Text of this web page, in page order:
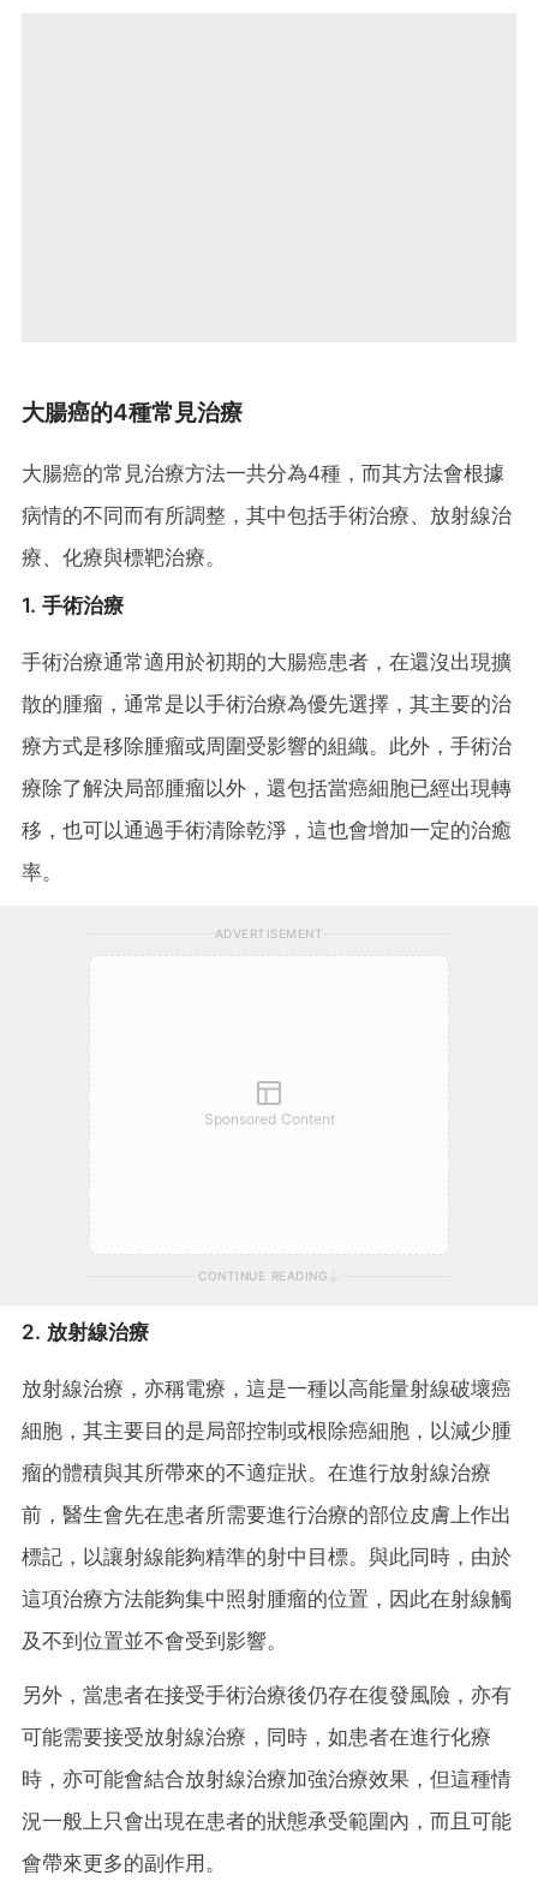
大腸癌的4種常見治療
大腸癌的常見治療方法一共分為4種，而其方法會根據
病情的不同而有所調整，其中包括手術治療、放射線治
療、化療與標靶治療。
1. 手術治療
手術治療通常適用於初期的大腸癌患者，在還沒出現擴
散的腫瘤，通常是以手術治療為優先選擇，其主要的治
療方式是移除腫瘤或周圍受影響的組織。此外，手術治
療除了解決局部腫瘤以外，還包括當癌細胞已經出現轉
移，也可以通過手術清除乾淨，這也會增加一定的治癒
率。
ADVERTISEMENT
Sponsored Content
CONTINUE READING
2. 放射線治療
放射線治療，亦稱電療，這是一種以高能量射線破壞癌
細胞，其主要目的是局部控制或根除癌細胞，以減少腫
瘤的體積與其所帶來的不適症狀。在進行放射線治療
前，醫生會先在患者所需要進行治療的部位皮膚上作出
標記，以讓射線能夠精準的射中目標。與此同時，由於
這項治療方法能夠集中照射腫瘤的位置，因此在射線觸
及不到位置並不會受到影響。
另外，當患者在接受手術治療後仍存在復發風險，亦有
可能需要接受放射線治療，同時，如患者在進行化療
時，亦可能會結合放射線治療加強治療效果，但這種情
況一般上只會出現在患者的狀態承受範圍內，而且可能
會帶來更多的副作用。